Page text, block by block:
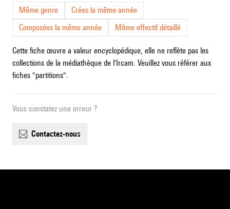
Même genre
Crées la même année
Composées la même année
Même effectif détaillé
Cette fiche œuvre a valeur encyclopédique, elle ne reflète pas les
collections de la médiathèque de l'Ircam. Veuillez vous référer aux
fiches "partitions".
Vous constatez une erreur ?
contactez-nous